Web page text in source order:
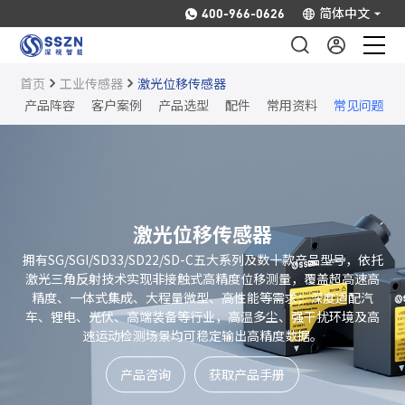
400-966-0626 简体中文
工业传感器
下载中心
服务支持
首页 工业传感器
激光位移传感器
产品阵容 客户案例 产品选型 配件 常用资料 常见问题
激光位移传感器
拥有SG/SGI/SD33/SD22/SD-C五大系列及数十款产品型号，依托
激光三角反射技术实现非接触式高精度位移测量，覆盖超高速高
精度、一体式集成、大程量微型、高性能等需求；深度适配汽
车、锂电、光伏、高端装备等行业，高温多尘、强干扰环境及高
速运动检测场景均可稳定输出高精度数据。
产品咨询 获取产品手册